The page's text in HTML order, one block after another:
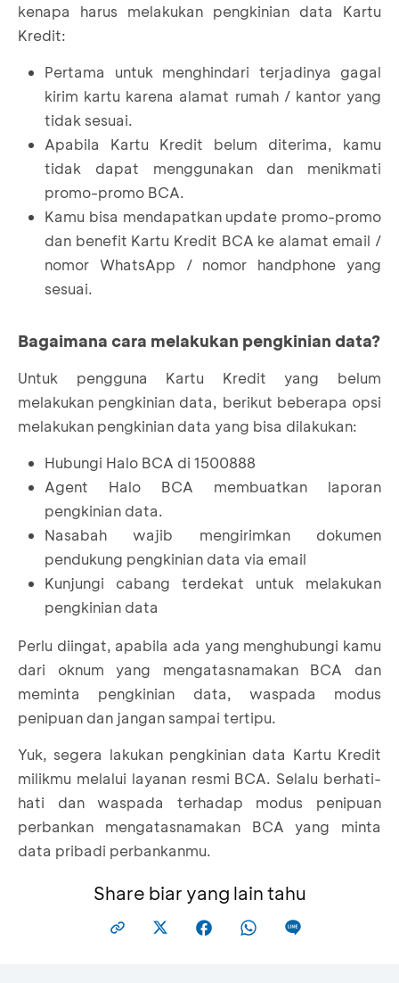
kenapa harus melakukan pengkinian data Kartu
Kredit:
Pertama untuk menghindari terjadinya gagal
kirim kartu karena alamat rumah / kantor yang
tidak sesuai.
Apabila Kartu Kredit belum diterima, kamu
tidak dapat menggunakan dan menikmati
promo-promo BCA.
Kamu bisa mendapatkan update promo-promo
dan benefit Kartu Kredit BCA ke alamat email /
nomor WhatsApp / nomor handphone yang
sesuai.
Bagaimana cara melakukan pengkinian data?
Untuk pengguna Kartu Kredit yang belum
melakukan pengkinian data, berikut beberapa opsi
melakukan pengkinian data yang bisa dilakukan:
Hubungi Halo BCA di 1500888
Agent Halo BCA membuatkan laporan
pengkinian data.
Nasabah wajib mengirimkan dokumen
pendukung pengkinian data via email
Kunjungi cabang terdekat untuk melakukan
pengkinian data
Perlu diingat, apabila ada yang menghubungi kamu
dari oknum yang mengatasnamakan BCA dan
meminta pengkinian data, waspada modus
penipuan dan jangan sampai tertipu.
Yuk, segera lakukan pengkinian data Kartu Kredit
milikmu melalui layanan resmi BCA. Selalu berhati-
hati dan waspada terhadap modus penipuan
perbankan mengatasnamakan BCA yang minta
data pribadi perbankanmu.
Share biar yang lain tahu